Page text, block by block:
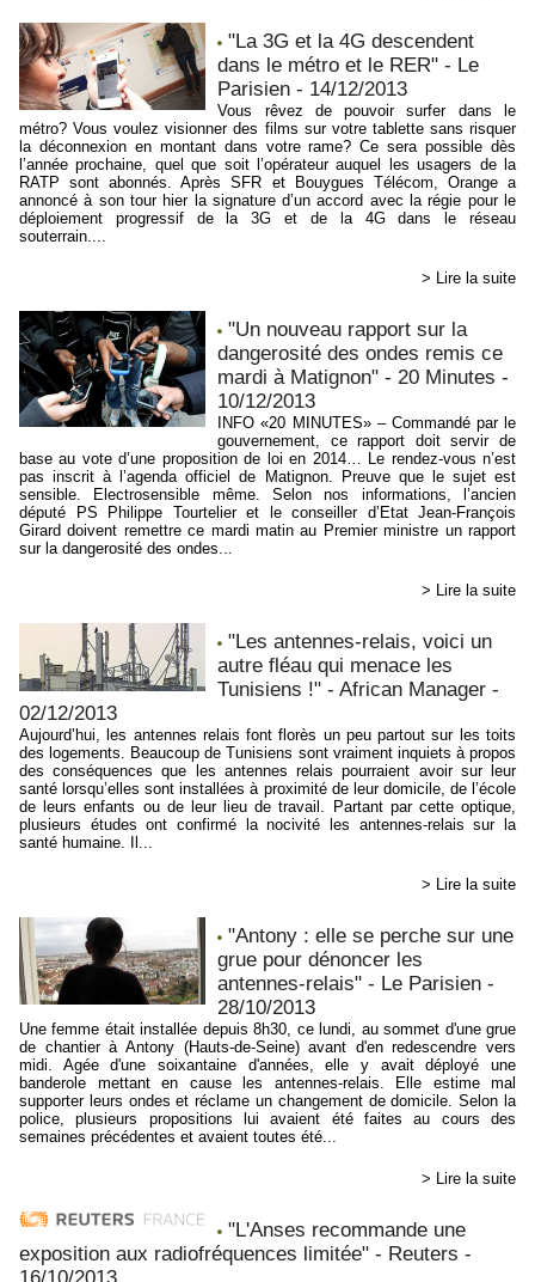
"La 3G et la 4G descendent
dans le métro et le RER" - Le
Parisien - 14/12/2013
Vous rêvez de pouvoir surfer dans le
métro? Vous voulez visionner des films sur votre tablette sans risquer
la déconnexion en montant dans votre rame? Ce sera possible dès
l’année prochaine, quel que soit l’opérateur auquel les usagers de la
RATP sont abonnés. Après SFR et Bouygues Télécom, Orange a
annoncé à son tour hier la signature d’un accord avec la régie pour le
déploiement progressif de la 3G et de la 4G dans le réseau
souterrain....
> Lire la suite
"Un nouveau rapport sur la
dangerosité des ondes remis ce
mardi à Matignon" - 20 Minutes -
10/12/2013
INFO «20 MINUTES» – Commandé par le
gouvernement, ce rapport doit servir de
base au vote d’une proposition de loi en 2014… Le rendez-vous n’est
pas inscrit à l’agenda officiel de Matignon. Preuve que le sujet est
sensible. Electrosensible même. Selon nos informations, l’ancien
député PS Philippe Tourtelier et le conseiller d’Etat Jean-François
Girard doivent remettre ce mardi matin au Premier ministre un rapport
sur la dangerosité des ondes...
> Lire la suite
"Les antennes-relais, voici un
autre fléau qui menace les
Tunisiens !" - African Manager -
02/12/2013
Aujourd’hui, les antennes relais font florès un peu partout sur les toits
des logements. Beaucoup de Tunisiens sont vraiment inquiets à propos
des conséquences que les antennes relais pourraient avoir sur leur
santé lorsqu’elles sont installées à proximité de leur domicile, de l’école
de leurs enfants ou de leur lieu de travail. Partant par cette optique,
plusieurs études ont confirmé la nocivité les antennes-relais sur la
santé humaine. Il...
> Lire la suite
"Antony : elle se perche sur une
grue pour dénoncer les
antennes-relais" - Le Parisien -
28/10/2013
Une femme était installée depuis 8h30, ce lundi, au sommet d'une grue
de chantier à Antony (Hauts-de-Seine) avant d'en redescendre vers
midi. Agée d'une soixantaine d'années, elle y avait déployé une
banderole mettant en cause les antennes-relais. Elle estime mal
supporter leurs ondes et réclame un changement de domicile. Selon la
police, plusieurs propositions lui avaient été faites au cours des
semaines précédentes et avaient toutes été...
> Lire la suite
"L'Anses recommande une
exposition aux radiofréquences limitée" - Reuters -